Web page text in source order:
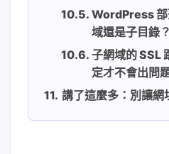
WordPress 部
域還是子目錄？
子網域的 SSL
定才不會出問
講了這麼多：別讓網